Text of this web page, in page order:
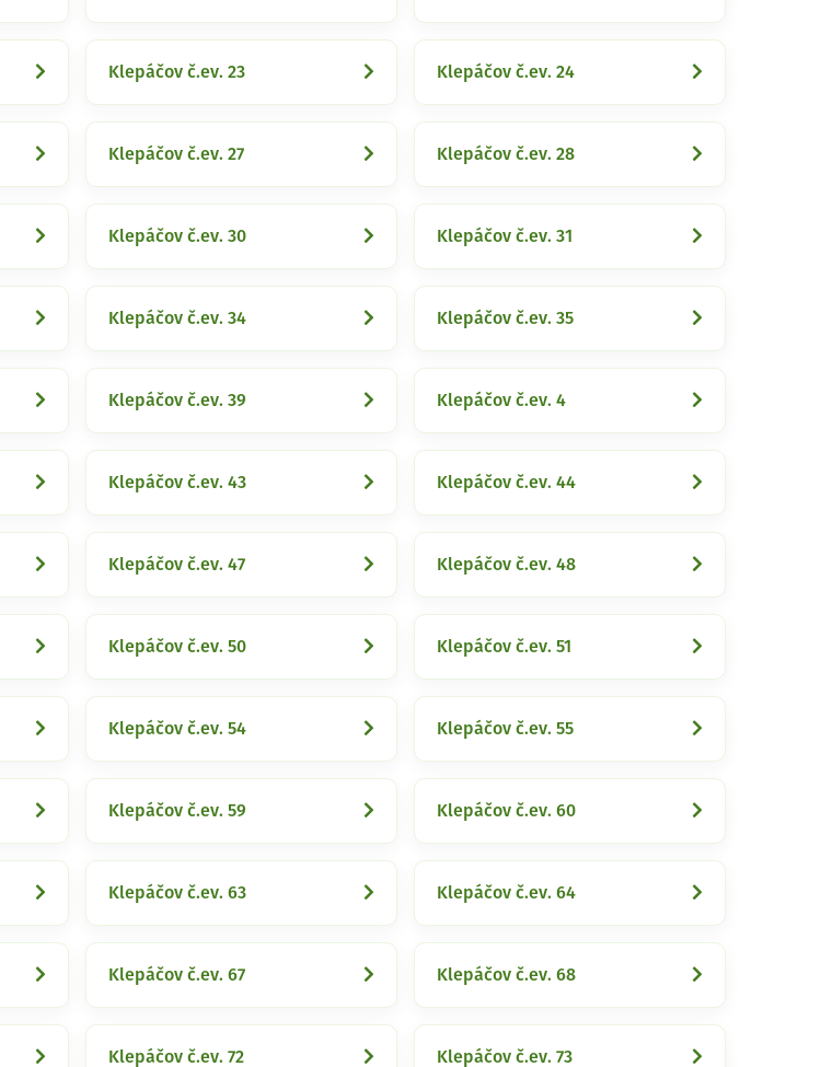
Klepáčov č.ev. 23 Klepáčov č.ev. 24
Klepáčov č.ev. 27 Klepáčov č.ev. 28
Klepáčov č.ev. 30 Klepáčov č.ev. 31
Klepáčov č.ev. 34 Klepáčov č.ev. 35
Klepáčov č.ev. 39 Klepáčov č.ev. 4
Klepáčov č.ev. 43 Klepáčov č.ev. 44
Klepáčov č.ev. 47 Klepáčov č.ev. 48
Klepáčov č.ev. 50 Klepáčov č.ev. 51
Klepáčov č.ev. 54 Klepáčov č.ev. 55
Klepáčov č.ev. 59 Klepáčov č.ev. 60
Klepáčov č.ev. 63 Klepáčov č.ev. 64
Klepáčov č.ev. 67 Klepáčov č.ev. 68
Klepáčov č.ev. 72 Klepáčov č.ev. 73